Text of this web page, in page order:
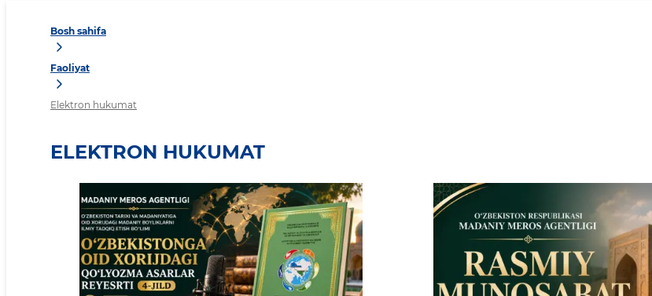
Bosh sahifa
Faoliyat
Elektron hukumat
ELEKTRON HUKUMAT